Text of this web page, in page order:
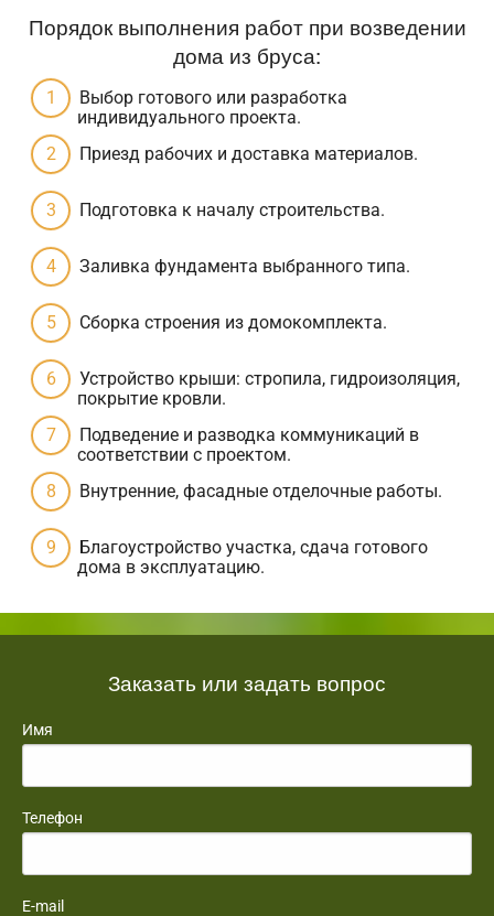
Порядок выполнения работ при возведении
дома из бруса:
Выбор готового или разработка
индивидуального проекта.
Приезд рабочих и доставка материалов.
Подготовка к началу строительства.
Заливка фундамента выбранного типа.
Сборка строения из домокомплекта.
Устройство крыши: стропила, гидроизоляция,
покрытие кровли.
Подведение и разводка коммуникаций в
соответствии с проектом.
Внутренние, фасадные отделочные работы.
Благоустройство участка, сдача готового
дома в эксплуатацию.
Заказать или задать вопрос
Имя
Телефон
E-mail